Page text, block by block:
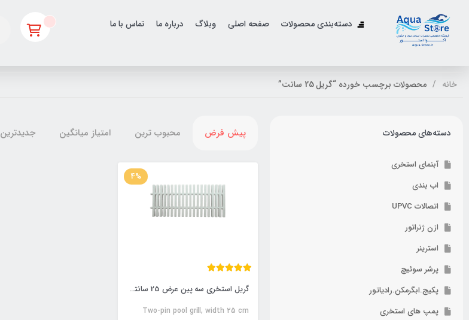
دسته‌بندی محصولات صفحه اصلی وبلاگ درباره ما تماس با ما
خانه محصولات برچسب خورده “گریل 25 سانت”
دسته‌های محصولات
آبنمای استخری
اب بندی
اتصالات UPVC
ازن ژنراتور
استرینر
پرشر سوئیچ
پکیج.ابگرمکن.رادیاتور
پمپ های استخری
پیش فرض محبوب ترین امتیاز میانگین جدیدترین
4%
گریل استخری سه پین عرض 25 سانتی متر
Two-pin pool grill, width 25 cm